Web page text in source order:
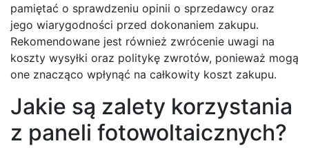
pamiętać o sprawdzeniu opinii o sprzedawcy oraz
jego wiarygodności przed dokonaniem zakupu.
Rekomendowane jest również zwrócenie uwagi na
koszty wysyłki oraz politykę zwrotów, ponieważ mogą
one znacząco wpłynąć na całkowity koszt zakupu.
Jakie są zalety korzystania
z paneli fotowoltaicznych?